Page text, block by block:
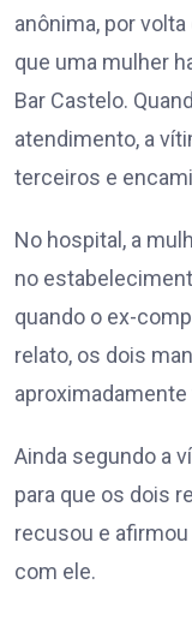
anônima, por
que uma mulher
Bar Castelo.
atendimento, a
terceiros e
No hospital, a
no
quando o ex-
relato, os dois
Ainda segundo a
para que os dois
recusou e
com ele.